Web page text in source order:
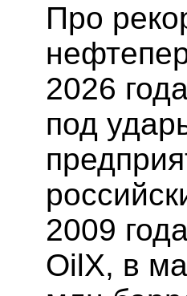
Про
2026
под
2009
OilX, в